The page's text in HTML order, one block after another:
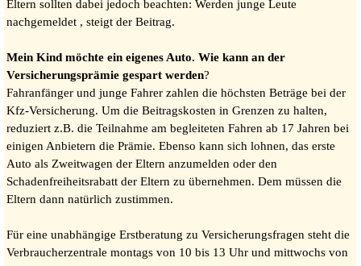
Eltern sollten dabei jedoch beachten: Werden junge Leute
nachgemeldet , steigt der Beitrag.
Mein Kind möchte ein eigenes Auto. Wie kann an der
Versicherungsprämie gespart werden?
Fahranfänger und junge Fahrer zahlen die höchsten Beträge bei der
Kfz-Versicherung. Um die Beitragskosten in Grenzen zu halten,
reduziert z.B. die Teilnahme am begleiteten Fahren ab 17 Jahren bei
einigen Anbietern die Prämie. Ebenso kann sich lohnen, das erste
Auto als Zweitwagen der Eltern anzumelden oder den
Schadenfreiheitsrabatt der Eltern zu übernehmen. Dem müssen die
Eltern dann natürlich zustimmen.
Für eine unabhängige Erstberatung zu Versicherungsfragen steht die
Verbraucherzentrale montags von 10 bis 13 Uhr und mittwochs von